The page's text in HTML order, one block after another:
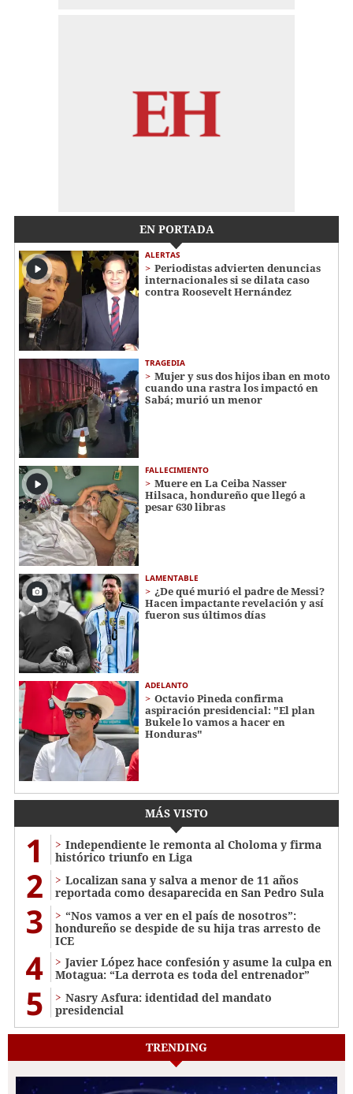
EN PORTADA
ALERTAS
Periodistas advierten denuncias
internacionales si se dilata caso
contra Roosevelt Hernández
TRAGEDIA
Mujer y sus dos hijos iban en moto
cuando una rastra los impactó en
Sabá; murió un menor
FALLECIMIENTO
Muere en La Ceiba Nasser
Hilsaca, hondureño que llegó a
pesar 630 libras
LAMENTABLE
¿De qué murió el padre de Messi?
Hacen impactante revelación y así
fueron sus últimos días
ADELANTO
Octavio Pineda confirma
aspiración presidencial: "El plan
Bukele lo vamos a hacer en
Honduras"
MÁS VISTO
1
Independiente le remonta al Choloma y firma
histórico triunfo en Liga
2
Localizan sana y salva a menor de 11 años
reportada como desaparecida en San Pedro Sula
3
“Nos vamos a ver en el país de nosotros”:
hondureño se despide de su hija tras arresto de
ICE
4
Javier López hace confesión y asume la culpa en
Motagua: “La derrota es toda del entrenador”
5
Nasry Asfura: identidad del mandato
presidencial
TRENDING